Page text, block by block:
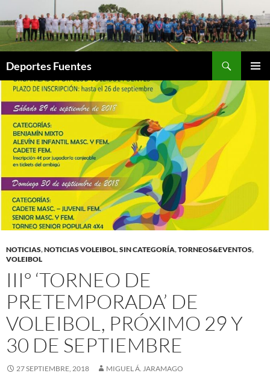
al
contenido
Deportes Fuentes
MENÚ
NOTICIAS,NOTICIAS VOLEIBOL,SIN CATEGORÍA,TORNEOS&EVENTOS,
VOLEIBOL
IIIº ‘TORNEO DE
PRETEMPORADA’ DE
VOLEIBOL, PRÓXIMO 29 Y
30 DE SEPTIEMBRE
27 SEPTIEMBRE, 2018 MIGUEL Á. JARAMAGO